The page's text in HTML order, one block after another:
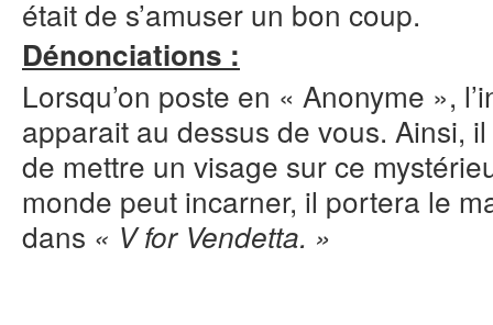
était de s’amuser un bon coup.
Dénonciations :
Lorsqu’on poste en « Anonyme »,
apparait au dessus de vous. Ainsi,
de mettre un visage sur ce
monde peut incarner, il portera le
dans « V for Vendetta. »